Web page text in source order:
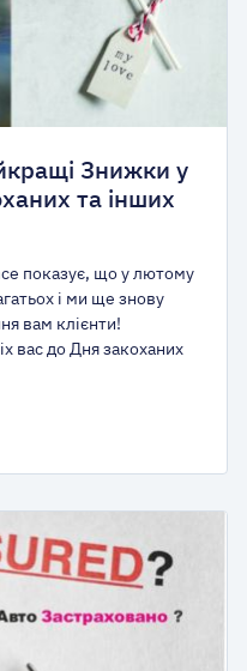
Знижки у
та інших
показує, що у лютому
і ми ще знову
вам клієнти!
вас до Дня закоханих